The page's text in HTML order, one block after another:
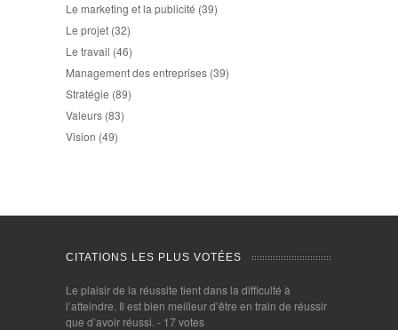
Le marketing et la publicité (39)
Le projet (32)
Le travail (46)
Management des entreprises (39)
Stratégie (89)
Valeurs (83)
Vision (49)
CITATIONS LES PLUS VOTÉES
Le plaisir de la réussite tient dans la difficulté à
l’atteindre. Il est bien meilleur d’être en train de réussir
que d’avoir réussi. - 17 votes